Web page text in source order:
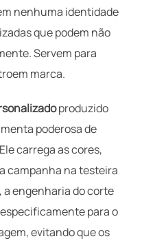
nenhuma identidade
que podem não
Servem para
marca.
produzido
poderosa de
carrega as cores,
campanha na testeira
a engenharia do corte
para o
evitando que os